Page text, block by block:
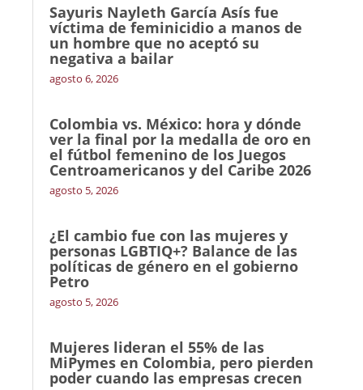
Sayuris Nayleth García Asís fue
víctima de feminicidio a manos de
un hombre que no aceptó su
negativa a bailar
agosto 6, 2026
Colombia vs. México: hora y dónde
ver la final por la medalla de oro en
el fútbol femenino de los Juegos
Centroamericanos y del Caribe 2026
agosto 5, 2026
¿El cambio fue con las mujeres y
personas LGBTIQ+? Balance de las
políticas de género en el gobierno
Petro
agosto 5, 2026
Mujeres lideran el 55% de las
MiPymes en Colombia, pero pierden
poder cuando las empresas crecen